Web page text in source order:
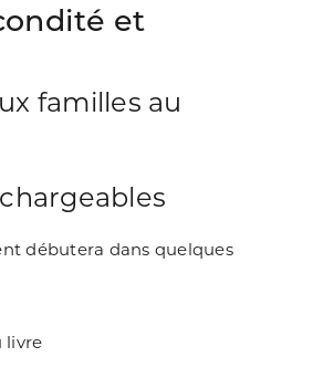
et
familles au
débutera dans quelques
livre